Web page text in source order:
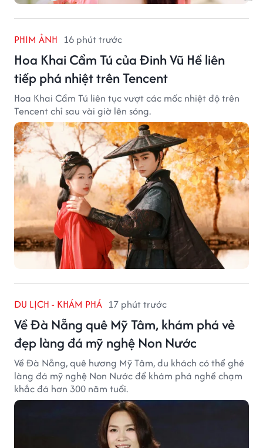
PHIM ẢNH 16 phút trước
Hoa Khai Cẩm Tú của Đinh Vũ Hề liên
tiếp phá nhiệt trên Tencent
Hoa Khai Cẩm Tú liên tục vượt các mốc nhiệt độ trên
Tencent chỉ sau vài giờ lên sóng.
DU LỊCH - KHÁM PHÁ 17 phút trước
Về Đà Nẵng quê Mỹ Tâm, khám phá vẻ
đẹp làng đá mỹ nghệ Non Nước
Về Đà Nẵng, quê hương Mỹ Tâm, du khách có thể ghé
làng đá mỹ nghệ Non Nước để khám phá nghề chạm
khắc đá hơn 300 năm tuổi.